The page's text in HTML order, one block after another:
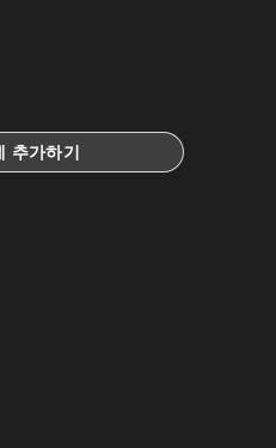
추가하기